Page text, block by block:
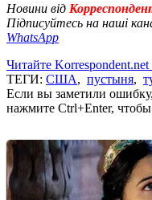
Новини від
Підписуйтесь на наші
WhatsApp
Читайте
ТЕГИ: США, пустыня,
Если вы заметили
нажмите Ctrl+Enter,